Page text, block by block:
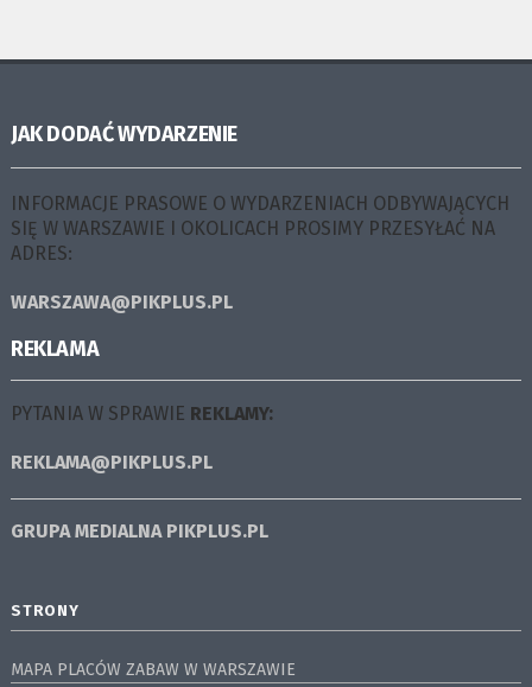
JAK DODAĆ WYDARZENIE
INFORMACJE PRASOWE O WYDARZENIACH ODBYWAJĄCYCH
SIĘ W WARSZAWIE I OKOLICACH PROSIMY PRZESYŁAĆ NA
ADRES:
WARSZAWA@PIKPLUS.PL
REKLAMA
PYTANIA W SPRAWIE REKLAMY:
REKLAMA@PIKPLUS.PL
GRUPA MEDIALNA PIKPLUS.PL
STRONY
MAPA PLACÓW ZABAW W WARSZAWIE